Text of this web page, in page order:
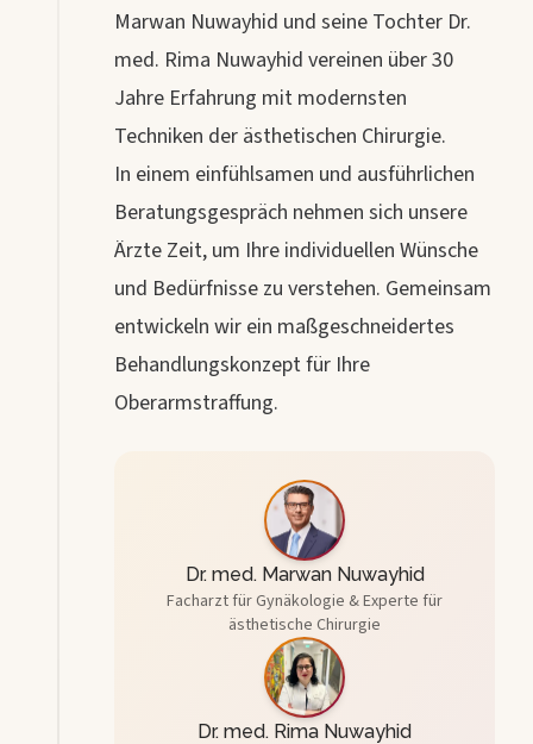
Marwan Nuwayhid und seine Tochter Dr.
med. Rima Nuwayhid vereinen über 30
Jahre Erfahrung mit modernsten
Techniken der ästhetischen Chirurgie.
In einem einfühlsamen und ausführlichen
Beratungsgespräch nehmen sich unsere
Ärzte Zeit, um Ihre individuellen Wünsche
und Bedürfnisse zu verstehen. Gemeinsam
entwickeln wir ein maßgeschneidertes
Behandlungskonzept für Ihre
Oberarmstraffung.
Dr. med. Marwan Nuwayhid
Facharzt für Gynäkologie & Experte für
ästhetische Chirurgie
Dr. med. Rima Nuwayhid